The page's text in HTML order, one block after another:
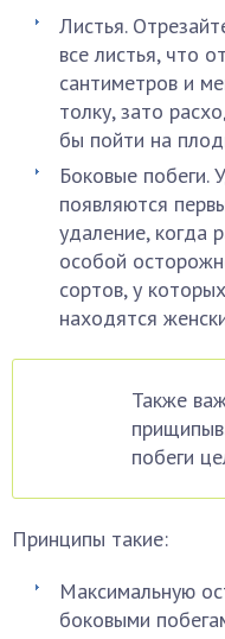
Листья.
все листья, что
сантиметров и
толку, зато
бы пойти на
Боковые побеги.
появляются
удаление, когда
особой
сортов, у
находятся
Также
побеги
Принципы такие:
Максимальную
боковыми